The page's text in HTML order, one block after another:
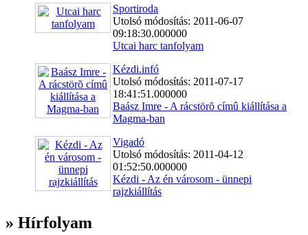
Sportiroda
Utolsó módosítás: 2011-06-07
09:18:30.000000
Utcai harc tanfolyam
Kézdi.infó
Utolsó módosítás: 2011-07-17
18:41:51.000000
Baász Imre - A rácstörõ címû kiállítása a
Magma-ban
Vigadó
Utolsó módosítás: 2011-04-12
01:52:50.000000
Kézdi - Az én városom - ünnepi
rajzkiállítás
» Hírfolyam